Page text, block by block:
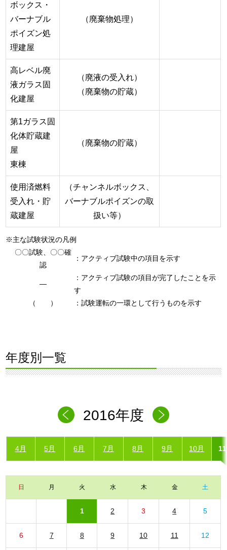
ボックス・
バーナブル
ポイズン処
理建屋
（廃棄物処理）
高レベル廃
液ガラス固
化建屋
（廃液の受入れ）
（廃棄物の貯蔵）
第1ガラス固
化体貯蔵建
屋
東棟
（廃棄物の貯蔵）
使用済燃料
受入れ・貯
蔵建屋
（チャンネルボックス、
バーナブルポイズンの取
扱い等）
※主な試験状況の凡例
〇〇試験、〇〇確
認
：アクティブ試験中の項目を示す
―
：アクティブ試験の項目が完了したことを示
す
（ ）
：試験運転の一環として行うものを示す
年度別一覧
2016年度
4月 5月 6月 7月 8月 9月 10月
日 月 火 水 木 金 土
1 2 3 4 5
6 7 8 9 10 11 12